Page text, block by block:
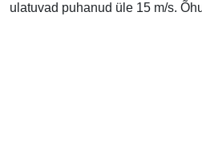
ulatuvad puhanud üle 15 m/s.